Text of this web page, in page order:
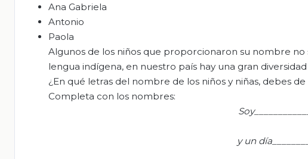
Ana Gabriela
Antonio
Paola
Algunos de los niños que proporcionaron su nombre
lengua indígena, en nuestro país hay una gran
¿En qué letras del nombre de los niños y niñas, debes
Completa con los nombres:
S
y un